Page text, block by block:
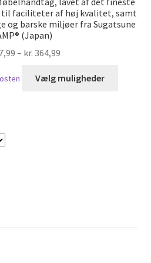
til faciliteter af høj kvalitet, samt
og barske miljøer fra Sugatsune
(Japan)
– kr. 364,99
Vælg muligheder